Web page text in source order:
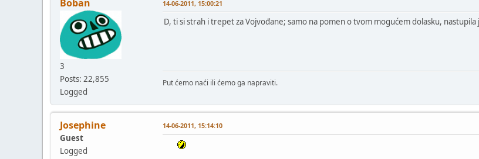
Boban
3
Posts: 22,855
Logged
14-06-2011, 15:00:21
D, ti si strah i trepet za Vojvođane; samo na pomen o tvom mogućem dolasku,
Put ćemo naći ili ćemo ga napraviti.
Josephine
Guest
Logged
14-06-2011, 15:14:10